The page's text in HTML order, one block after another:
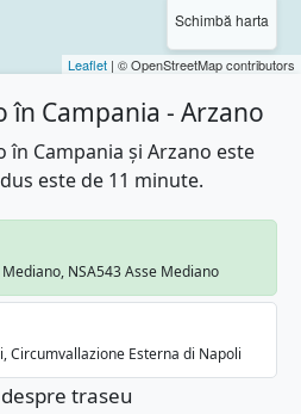
Schimbă harta
Leaflet | © OpenStreetMap contributors
în Campania - Arzano
Campania și Arzano este
este de 11 minute.
NSA543 Asse Mediano
Circumvallazione Esterna di Napoli
traseu